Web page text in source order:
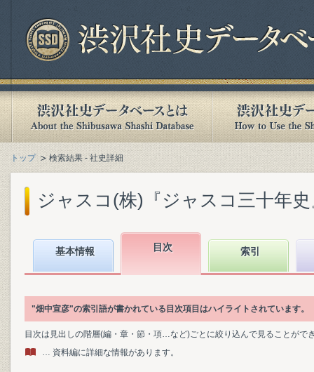
トップ 検索結果 - 社史詳細
ジャスコ(株)『ジャスコ三十年
基本情報 目次 索引
"畑中宣彦"の索引語が書かれている目次項目はハイライトされています。
目次は見出しの階層(編・章・節・項…など)ごとに絞り込んで見ることがで
… 資料編に詳細な情報があります。